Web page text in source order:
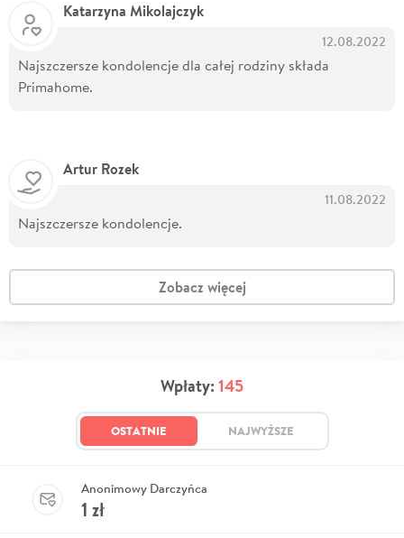
Katarzyna Mikolajczyk
12.08.2022
Najszczersze kondolencje dla całej rodziny składa
Primahome.
Artur Rozek
11.08.2022
Najszczersze kondolencje.
Zobacz więcej
Wpłaty: 145
OSTATNIE NAJWYŻSZE
Anonimowy Darczyńca
1 zł